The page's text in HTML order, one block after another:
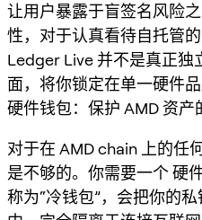
让用户暴露于盲签名风险
性，对于认真看待自托管
Ledger Live 并不是真正独
面，将你锁定在单一硬件
硬件钱包：保护 AMD 资产
对于在 AMD chain 上的任
是不够的。你需要一个硬
称为“冷钱包”，会把你的